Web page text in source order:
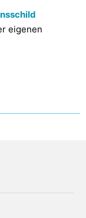
eigenen